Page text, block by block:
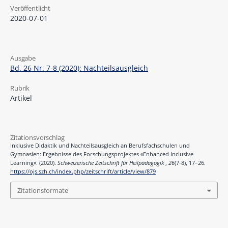
Veröffentlicht
2020-07-01
Ausgabe
Bd. 26 Nr. 7-8 (2020): Nachteilsausgleich
Rubrik
Artikel
Zitationsvorschlag
Inklusive Didaktik und Nachteilsausgleich an Berufsfachschulen und
Gymnasien: Ergebnisse des Forschungsprojektes «Enhanced Inclusive
Learning». (2020). Schweizerische Zeitschrift für Heilpädagogik , 26(7-8), 17–26.
https://ojs.szh.ch/index.php/zeitschrift/article/view/879
Zitationsformate